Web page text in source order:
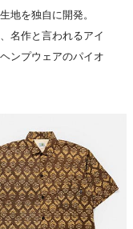
地を独自に開発。
名作と言われるアイ
ンプウェアのパイオ